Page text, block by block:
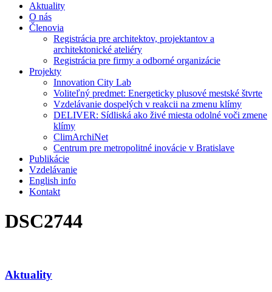
Aktuality
O nás
Členovia
Registrácia pre architektov, projektantov a
architektonické ateliéry
Registrácia pre firmy a odborné organizácie
Projekty
Innovation City Lab
Voliteľný predmet: Energeticky plusové mestské štvrte
Vzdelávanie dospelých v reakcii na zmenu klímy
DELIVER: Sídliská ako živé miesta odolné voči zmene
klímy
ClimArchiNet
Centrum pre metropolitné inovácie v Bratislave
Publikácie
Vzdelávanie
English info
Kontakt
DSC2744
Aktuality